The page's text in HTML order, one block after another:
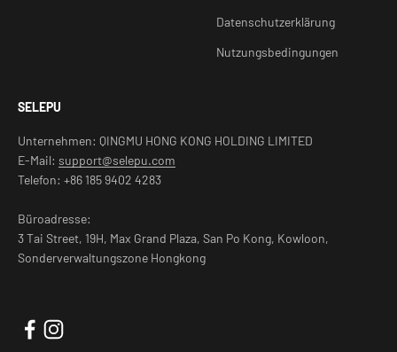
Datenschutzerklärung
Nutzungsbedingungen
SELEPU
Unternehmen: QINGMU HONG KONG HOLDING LIMITED
E-Mail: support@selepu.com
Telefon: +86 185 9402 4283
Büroadresse:
3 Tai Street, 19H, Max Grand Plaza, San Po Kong, Kowloon,
Sonderverwaltungszone Hongkong